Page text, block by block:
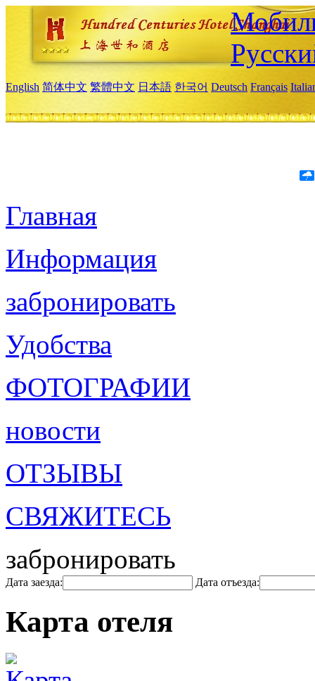
English 简体中文 繁體中文 日本語 한국어 Deutsch Français
Главная
Информация
забронировать
Удобства
ФОТОГРАФИИ
новости
ОТЗЫВЫ
СВЯЖИТЕСЬ
забронировать
Дата заезда: Дата отъезда:
Карта отеля